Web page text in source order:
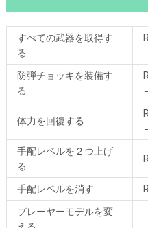
すべての武器を取得す
る
防弾チョッキを装備す
る
体力を回復する
手配レベルを２つ上げ
る
手配レベルを消す
プレーヤーモデルを変